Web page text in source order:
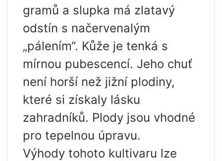
gramů a slupka má zlatavý
odstín s načervenalým
„pálením“. Kůže je tenká s
mírnou pubescencí. Jeho chuť
není horší než jižní plodiny,
které si získaly lásku
zahradníků. Plody jsou vhodné
pro tepelnou úpravu.
Výhody tohoto kultivaru lze